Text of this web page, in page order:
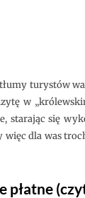
turystów
w
starając się
dla was
płatne